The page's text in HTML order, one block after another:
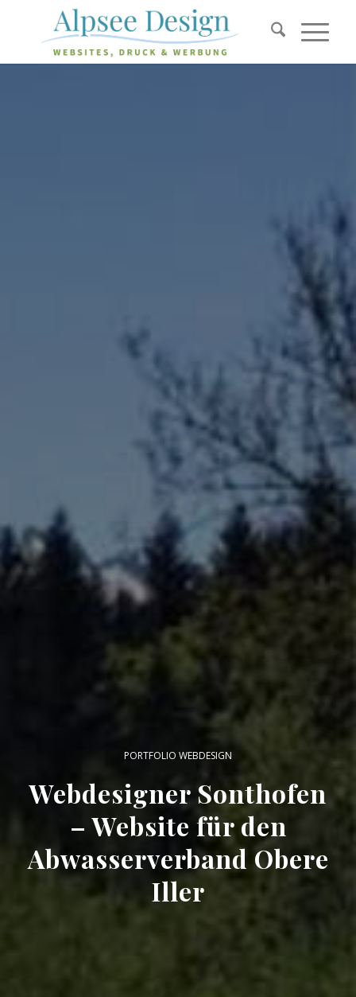
PORTFOLIO WEBDESIGN
Webdesigner Sonthofen
– Website für den
Abwasserverband Obere
Iller